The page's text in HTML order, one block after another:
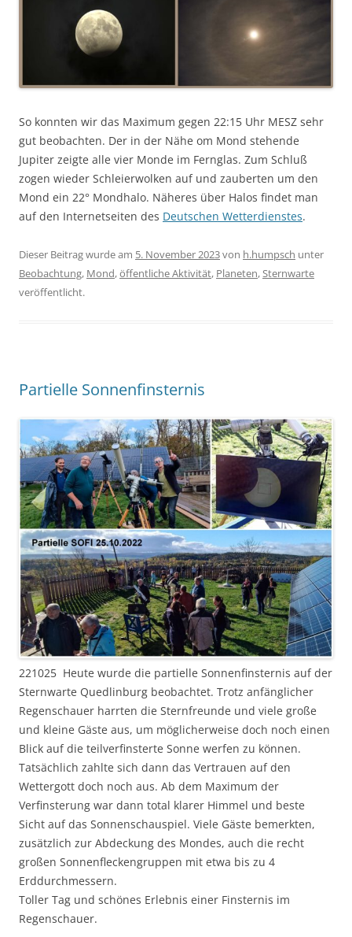
So konnten wir das Maximum gegen 22:15 Uhr MESZ sehr
gut beobachten. Der in der Nähe om Mond stehende
Jupiter zeigte alle vier Monde im Fernglas. Zum Schluß
zogen wieder Schleierwolken auf und zauberten um den
Mond ein 22° Mondhalo. Näheres über Halos findet man
auf den Internetseiten des Deutschen Wetterdienstes.
Dieser Beitrag wurde am 5. November 2023von h.humpsch unter
Beobachtung, Mond,öffentliche Aktivität, Planeten, Sternwarte
veröffentlicht.
Partielle Sonnenfinsternis
221025 Heute wurde die partielle Sonnenfinsternis auf der
Sternwarte Quedlinburg beobachtet. Trotz anfänglicher
Regenschauer harrten die Sternfreunde und viele große
und kleine Gäste aus, um möglicherweise doch noch einen
Blick auf die teilverfinsterte Sonne werfen zu können.
Tatsächlich zahlte sich dann das Vertrauen auf den
Wettergott doch noch aus. Ab dem Maximum der
Verfinsterung war dann total klarer Himmel und beste
Sicht auf das Sonnenschauspiel. Viele Gäste bemerkten,
zusätzlich zur Abdeckung des Mondes, auch die recht
großen Sonnenfleckengruppen mit etwa bis zu 4
Erddurchmessern.
Toller Tag und schönes Erlebnis einer Finsternis im
Regenschauer.